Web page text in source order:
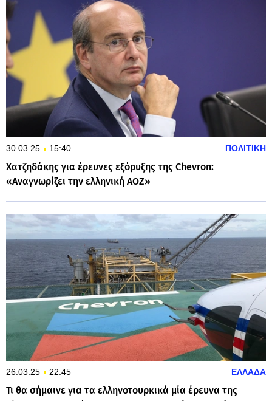
30.03.25 15:40 ΠΟΛΙΤΙΚΗ
Χατζηδάκης για έρευνες εξόρυξης της Chevron:
«Αναγνωρίζει την ελληνική ΑΟΖ»
26.03.25 22:45 ΕΛΛΑΔΑ
Τι θα σήμαινε για τα ελληνοτουρκικά μία έρευνα της